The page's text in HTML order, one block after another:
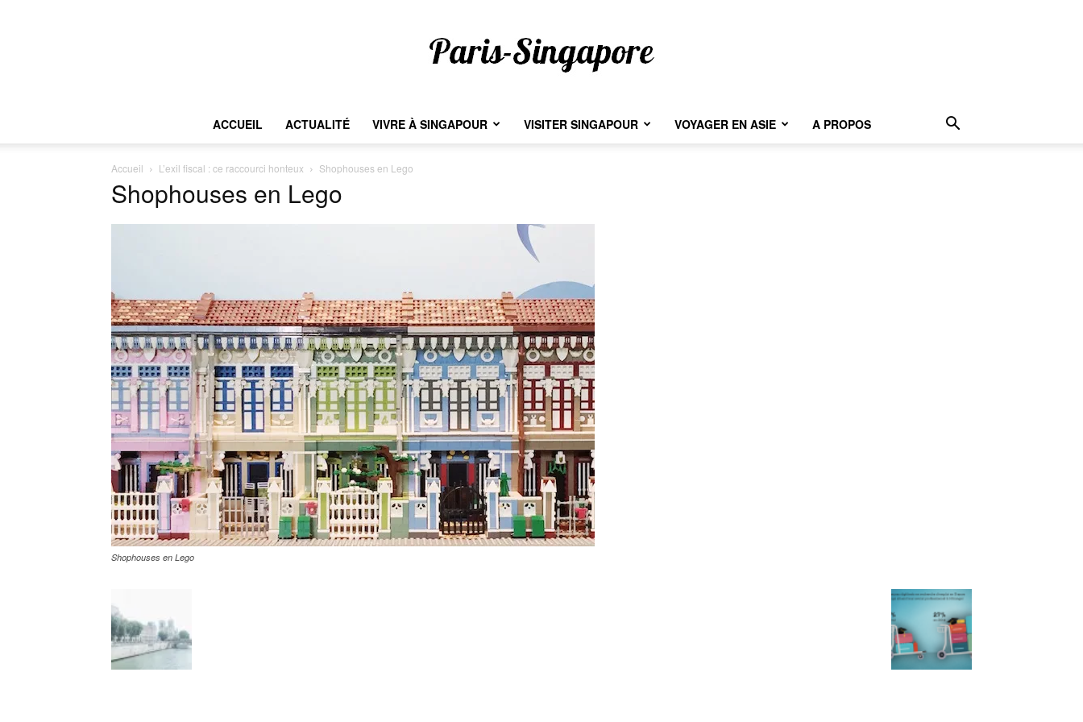
Paris-
Singapore
ACCUEIL ACTUALITÉ VIVRE À SINGAPOUR VISITER SINGAPOUR VOYAGER EN ASIE A PROPOS
Accueil L’exil fiscal : ce raccourci honteux Shophouses en Lego
Shophouses en Lego
Shophouses en Lego